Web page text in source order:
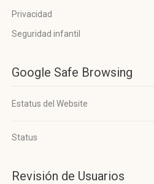
Privacidad
Seguridad infantil
Google Safe Browsing
Estatus del Website
Status
Revisión de Usuarios